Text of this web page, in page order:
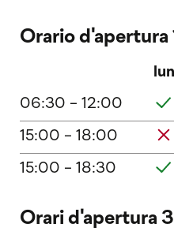
Orario
lun
06:30 - 12:00
15:00 - 18:00
15:00 - 18:30
Orari